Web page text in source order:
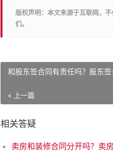
版权声明：本文来源于互联网，
们。
和股东签合同有责任吗？股东
« 上一篇
相关答疑